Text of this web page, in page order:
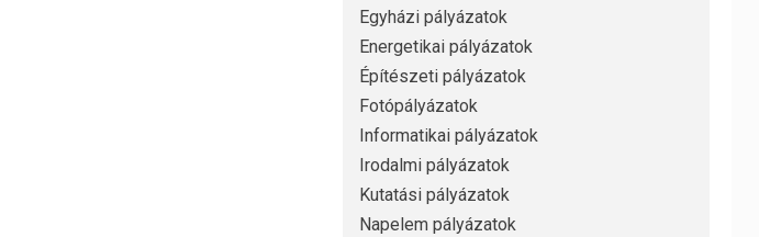
Egyházi pályázatok
Energetikai pályázatok
Építészeti pályázatok
Fotópályázatok
Informatikai pályázatok
Irodalmi pályázatok
Kutatási pályázatok
Napelem pályázatok